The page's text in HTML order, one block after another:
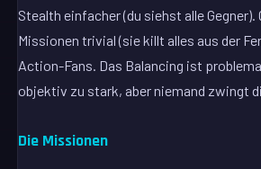
Stealth einfacher (du siehst alle Gegner).
Missionen trivial (sie killt alles aus der
Action-Fans. Das Balancing ist
objektiv zu stark, aber niemand zwingt
Die Missionen